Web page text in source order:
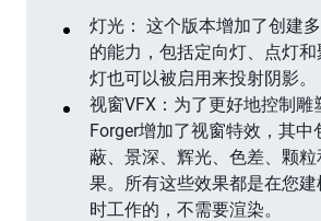
灯光： 这个版本增加了创建
的能力，包括定向灯、点灯
灯也可以被启用来投射阴影。
视窗VFX：为了更好地控制雕
Forger增加了视窗特效，其中
蔽、景深、辉光、色差、颗
果。所有这些效果都是在您
时工作的，不需要渲染。